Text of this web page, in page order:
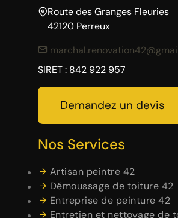
Route des Granges Fleuries
42120 Perreux
SIRET : 842 922 957
Demandez un devis
Nos Services
Artisan peintre 42
Démoussage de toiture 42
Entreprise de peinture 42
Entretien et nettoyage de